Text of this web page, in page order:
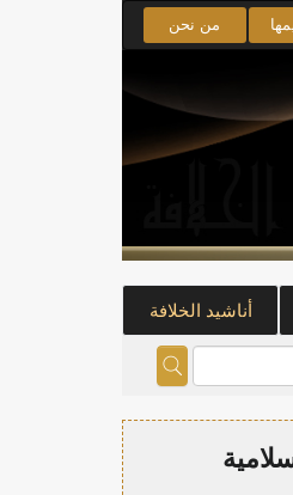
من نحن
أناشيد الخلافة